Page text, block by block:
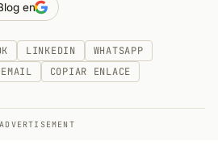
en
LINKEDIN
WHATSAPP
EMAIL COPIAR ENLACE
ADVERTISEMENT